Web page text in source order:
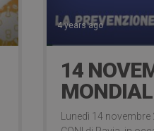
4 years ago
14
Lunedì 14